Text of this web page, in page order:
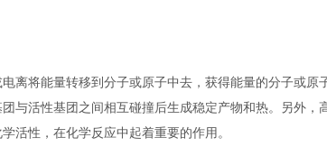
将能量转移到分子或原子中去，获得能量的分子或原
与活性基团之间相互碰撞后生成稳定产物和热。另外，
活性，在化学反应中起着重要的作用。